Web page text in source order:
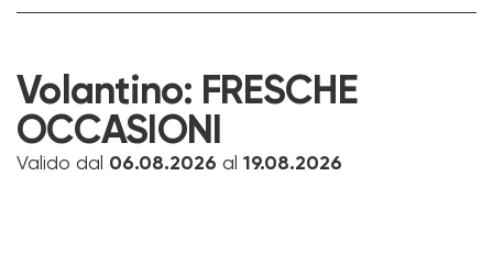
Volantino: FRESCHE
OCCASIONI
Valido dal 06.08.2026 al 19.08.2026